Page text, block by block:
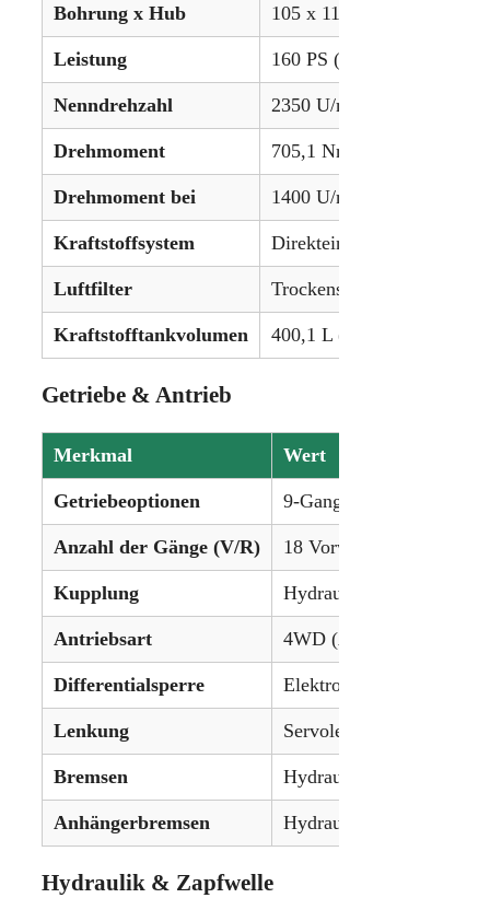
Bohrung x Hub 105 x 115 mm (4,13 x
Leistung 160 PS (119,3 kW)
Nenndrehzahl 2350 U/min
Drehmoment 705,1 Nm (520 lb-ft)
Drehmoment bei 1400 U/min
Kraftstoffsystem Direkteinspritzung
Luftfilter Trockensystem
Kraftstofftankvolumen 400,1 L (105,7 gal)
Getriebe & Antrieb
Merkmal Wert
Getriebeoptionen 9-Gang-Powershift (18
Anzahl der Gänge (V/R) 18 Vorwärts / 18
Kupplung Hydraulische
Antriebsart 4WD (Allradantrieb)
Differentialsperre Elektrohydraulisch
Lenkung Servolenkung
Bremsen Hydraulische
Anhängerbremsen Hydraulisch (optional)
Hydraulik & Zapfwelle